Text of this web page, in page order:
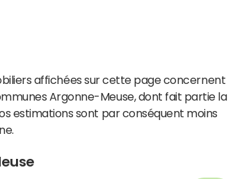
affichées sur cette page concernent
Argonne-Meuse, dont fait partie la
estimations sont par conséquent moins